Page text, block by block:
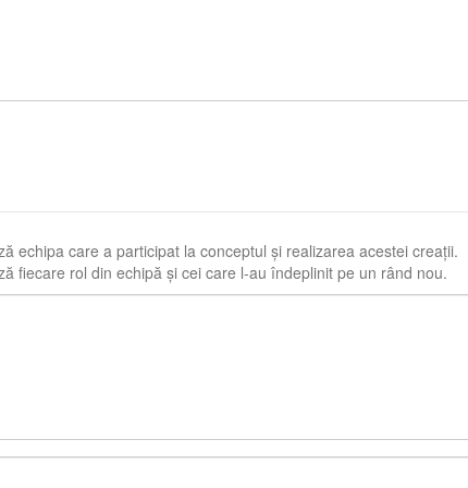
echipa care a participat la conceptul și realizarea acestei creații.
fiecare rol din echipă și cei care l-au îndeplinit pe un rând nou.